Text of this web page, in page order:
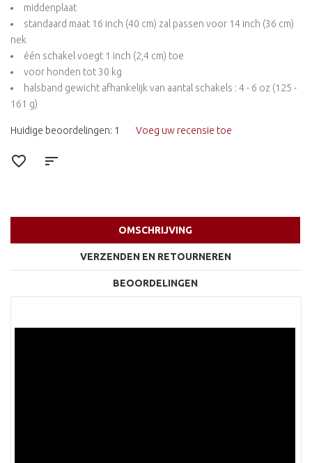
middenplaat
standaard maat 16 inch (40 cm) zal passen voor 14 inch (36 cm)
nek
één schakel voegt 1 inch (2,4 cm) toe
voor honden tot 30 kg
halsband gewicht afhankelijk van aantal schakels : 4 - 6 oz (125 -
161 g)
Huidige beoordelingen: 1 Voeg uw recensie toe
OMSCHRIJVING
VERZENDEN EN RETOURNEREN
BEOORDELINGEN